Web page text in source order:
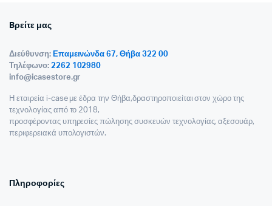
Bρείτε μας
Διεύθυνση: Επαμεινώνδα 67, Θήβα 322 00
Τηλέφωνο: 2262 102980
info@icasestore.gr
Η εταιρεία i-case με έδρα την Θήβα,δραστηροποιείται στον χώρο της
τεχνολογίας από το 2018,
προσφέροντας υπηρεσίες πώλησης συσκευών τεχνολογίας, αξεσουάρ,
περιφερειακά υπολογιστών.
Πληροφορίες